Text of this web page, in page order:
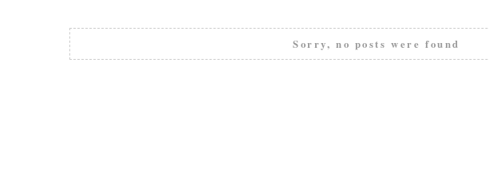
Sorry, no posts were found